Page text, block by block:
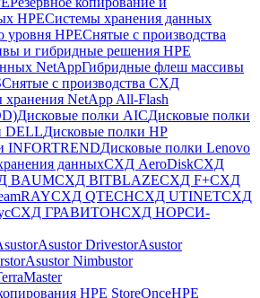
HPEСистемы хранения данных
уровня HPEСнятые с производства
и гибридные решения HPE
NetAppГибридные флеш массивы
Снятые с производства СХД
NetApp All-Flash
Дисковые полки AICДисковые полки
DELLДисковые полки HP
INFORTRENDДисковые полки Lenovo
данныхСХД AeroDiskСХД
BAUMСХД BITBLAZEСХД F+СХД
СХД QTECHСХД UTINETСХД
СХД ГРАВИТОНСХД НОРСИ-
Asustor DrivestorAsustor
Asustor Nimbustor
HPE StoreOnceHPE